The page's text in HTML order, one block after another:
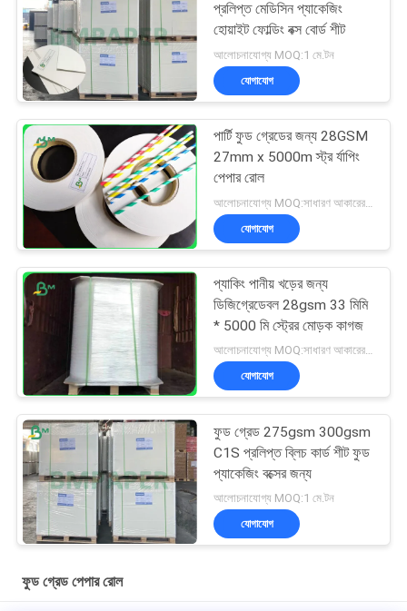
প্রলিপ্ত মেডিসিন প্যাকেজিং
হোয়াইট ফোল্ডিং বক্স বোর্ড শীট
আলোচনাযোগ্য MOQ:1 মে.টন
যোগাযোগ
পার্টি ফুড গ্রেডের জন্য 28GSM
27mm x 5000m স্ট্র র্যাপিং
পেপার রোল
যোগাযোগ
প্যাকিং পানীয় খড়ের জন্য
ডিজিগ্রেডেবল 28gsm 33 মিমি
* 5000 মি স্ট্রের মোড়ক কাগজ
আলোচনাযোগ্য MOQ:সাধারণ আকারের জন্য 1 টন এবং বিশেষ আকারের জন্য 10 টন
যোগাযোগ
ফুড গ্রেড 275gsm 300gsm
C1S প্রলিপ্ত ব্লিচ কার্ড শীট ফুড
প্যাকেজিং বক্সের জন্য
আলোচনাযোগ্য MOQ:1 মে.টন
যোগাযোগ
ফুড গ্রেড পেপার রোল